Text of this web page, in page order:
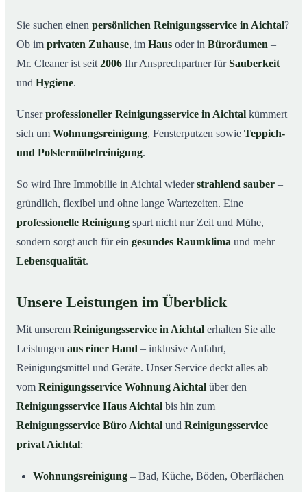
03Warum Mr. Cleaner in Aichtal?
04So einfach funktioniert’s
05Typische Anlässe für einen Reinigungsservice
07Jetzt kostenloses Angebot einholen
08So arbeitet ein Reinigungsservice in Aichtal
wirklich
Sie suchen einen persönlichen Reinigungsservice in Aichtal?
Ob im privaten Zuhause, im Haus oder in Büroräumen –
Mr. Cleaner ist seit 2006 Ihr Ansprechpartner fürSauberkeit
und Hygiene.
Unserprofessioneller Reinigungsservice in Aichtal kümmert
sich um Wohnungsreinigung, Fensterputzen sowie Teppich-
und Polstermöbelreinigung.
So wird Ihre Immobilie in Aichtal wiederstrahlend sauber –
gründlich, flexibel und ohne lange Wartezeiten. Eine
professionelle Reinigung spart nicht nur Zeit und Mühe,
sondern sorgt auch für ein gesundes Raumklima und mehr
Lebensqualität.
Unsere Leistungen im Überblick
Mit unserem Reinigungsservice in Aichtal erhalten Sie alle
Leistungen aus einer Hand – inklusive Anfahrt,
Reinigungsmittel und Geräte. Unser Service deckt alles ab –
vom Reinigungsservice Wohnung Aichtal über den
Reinigungsservice Haus Aichtal bis hin zum
Reinigungsservice Büro Aichtal und Reinigungsservice
privat Aichtal:
Wohnungsreinigung – Bad, Küche, Böden, Oberflächen